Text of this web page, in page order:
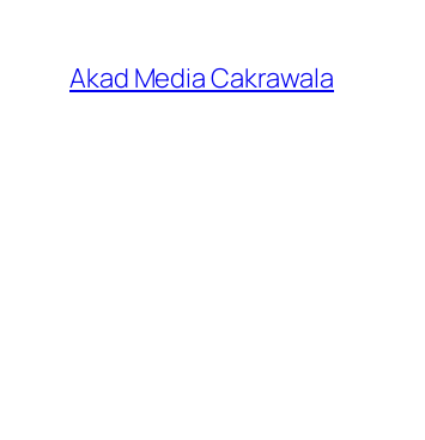
content
Akad Media Cakrawala